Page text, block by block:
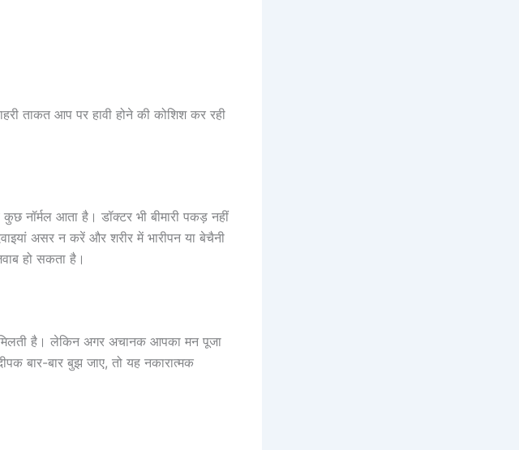
ताकत आप पर हावी होने की कोशिश कर रही
नॉर्मल आता है। डॉक्टर भी बीमारी पकड़ नहीं
असर न करें और शरीर में भारीपन या बेचैनी
हो सकता है।
मिलती है। लेकिन अगर अचानक आपका मन पूजा
बार-बार बुझ जाए, तो यह नकारात्मक